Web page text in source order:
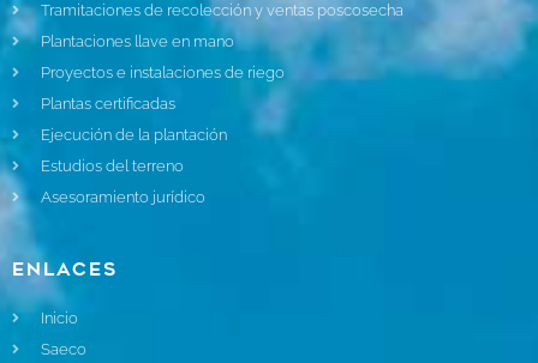
Tramitaciones de recolección y ventas poscosecha
Plantaciones llave en mano
Proyectos e instalaciones de riego
Plantas certificadas
Ejecución de la plantación
Estudios del terreno
Asesoramiento jurídico
Enlaces
Inicio
Saeco